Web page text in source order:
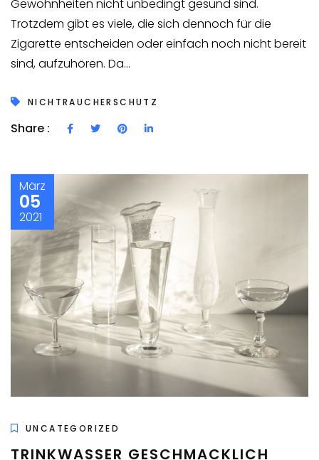
Gewohnheiten nicht unbedingt gesund sind.
Trotzdem gibt es viele, die sich dennoch für die
Zigarette entscheiden oder einfach noch nicht bereit
sind, aufzuhören. Da...
NICHTRAUCHERSCHUTZ
Share :
März
05
2021
UNCATEGORIZED
TRINKWASSER GESCHMACKLICH